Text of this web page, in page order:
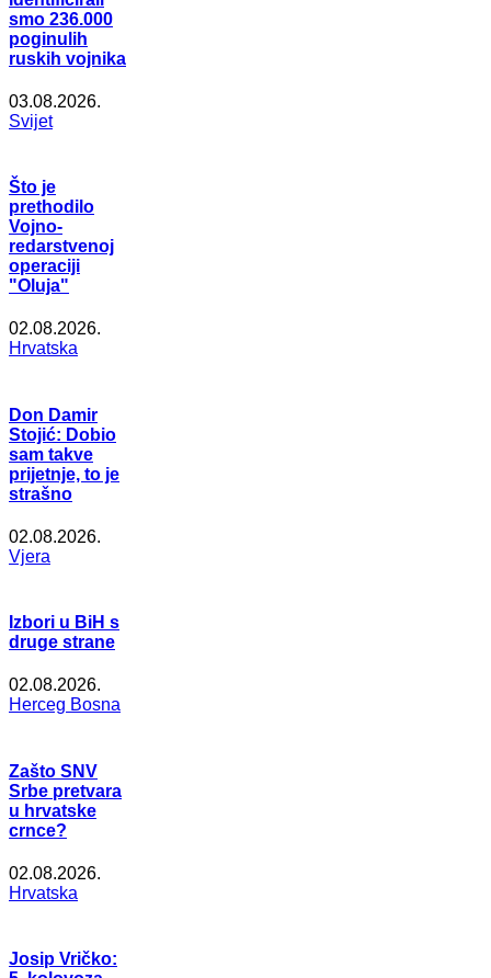
smo 236.000
poginulih
ruskih vojnika
03.08.2026.
Svijet
Što je
prethodilo
Vojno-
redarstvenoj
operaciji
"Oluja"
02.08.2026.
Hrvatska
Don Damir
Stojić: Dobio
sam takve
prijetnje, to je
strašno
02.08.2026.
Vjera
Izbori u BiH s
druge strane
02.08.2026.
Herceg Bosna
Zašto SNV
Srbe pretvara
u hrvatske
crnce?
02.08.2026.
Hrvatska
Josip Vričko: